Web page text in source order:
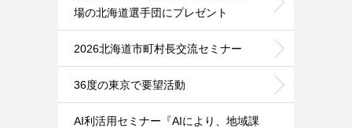
場の北海道選手団にプレゼント
2026北海道市町村長交流セミナー
36度の東京で要望活動
AI利活用セミナー『AIにより、地域課